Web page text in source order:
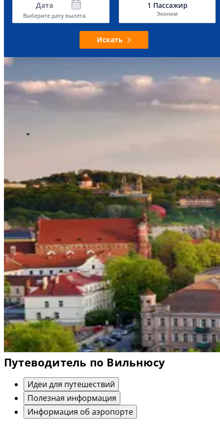
Дата
Выберите дату вылета
1 Пассажир
Эконом
Искать
Путеводитель по Вильнюсу
Идеи для путешествий
Полезная информация
Информация об аэропорте